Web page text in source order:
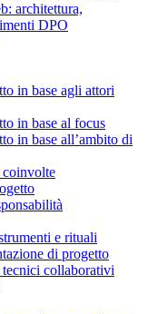
architettura,
DPO
in base agli attori
in base al focus
in base all’ambito di
coinvolte
e rituali
di progetto
collaborativi